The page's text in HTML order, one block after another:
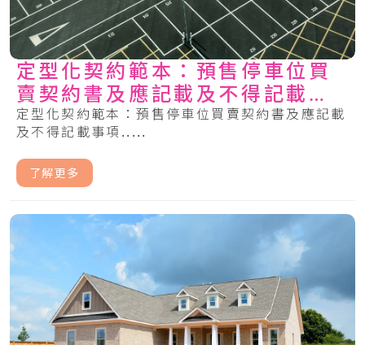
定型化契約範本：預售停車位買
賣契約書及應記載及不得記載事
項
定型化契約範本：預售停車位買賣契約書及應記載
及不得記載事項.....
了解更多